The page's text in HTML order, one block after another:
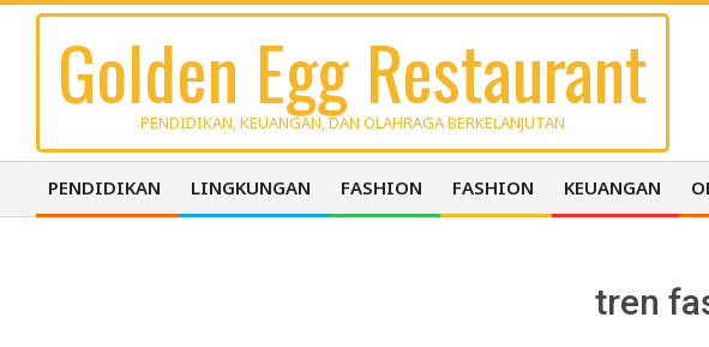
Skip
contentGolden Egg Restaurant
PENDIDIKAN, KEUANGAN, DAN OLAHRAGA BERKELANJUTAN
Primary
PENDIDIKAN LINGKUNGAN FASHION FASHION KEUANGAN
tren